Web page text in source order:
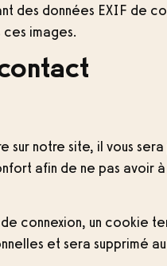
des données EXIF de
images.
sur notre site, il vous
afin de ne pas avoir
de connexion, un
et sera supprimé